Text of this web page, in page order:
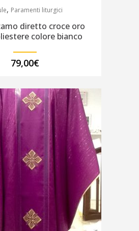
, Paramenti liturgici
diretto croce oro
colore bianco
79,00€